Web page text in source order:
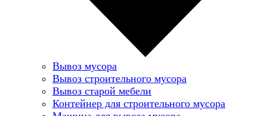
Вывоз мусора
Вывоз строительного мусора
Вывоз старой мебели
Контейнер для строительного мусора